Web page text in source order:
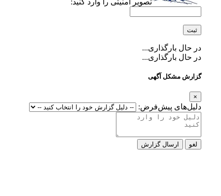
تصویر امنیتی را وارد کنید:
در حال بارگذاری...
در حال بارگذاری...
گزارش مشکل آگهی
×
دلیل‌های پیش‌فرض:
لغو ارسال گزارش